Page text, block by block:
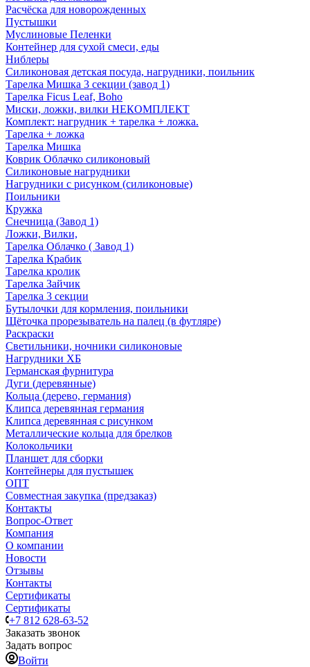
Расчёска для новорожденных
Пустышки
Муслиновые Пеленки
Контейнер для сухой смеси, еды
Ниблеры
Силиконовая детская посуда, нагрудники, поильник
Тарелка Мишка 3 секции (завод 1)
Тарелка Ficus Leaf, Boho
Миски, ложки, вилки НЕКОМПЛЕКТ
Комплект: нагрудник + тарелка + ложка.
Тарелка + ложка
Тарелка Мишка
Коврик Облачко силиконовый
Силиконовые нагрудники
Нагрудники с рисунком (силиконовые)
Поильники
Кружка
Снечница (Завод 1)
Ложки, Вилки,
Тарелка Облачко ( Завод 1)
Тарелка Крабик
Тарелка кролик
Тарелка Зайчик
Тарелка 3 секции
Бутылочки для кормления, поильники
Щёточка прорезыватель на палец (в футляре)
Раскраски
Светильники, ночники силиконовые
Нагрудники ХБ
Германская фурнитура
Дуги (деревянные)
Кольца (дерево, германия)
Клипса деревянная германия
Клипса деревянная с рисунком
Металлические кольца для брелков
Колокольчики
Планшет для сборки
Контейнеры для пустышек
ОПТ
Совместная закупка (предзаказ)
Контакты
Вопрос-Ответ
Компания
О компании
Новости
Отзывы
Контакты
Сертификаты
Сертификаты
+7 812 628-63-52
Заказать звонок
Задать вопрос
Войти